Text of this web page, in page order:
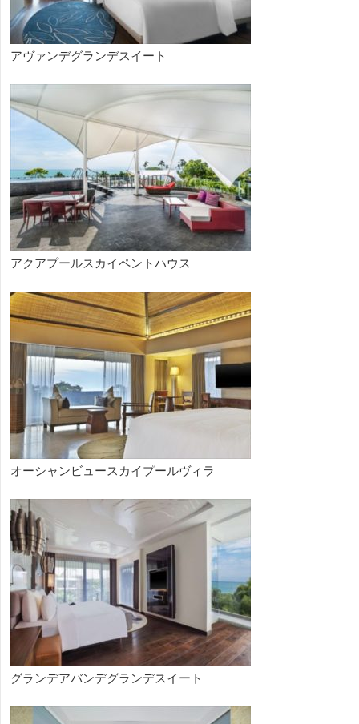
アヴァンデグランデスイート
アクアプールスカイペントハウス
オーシャンビュースカイプールヴィラ
グランデアバンデグランデスイート